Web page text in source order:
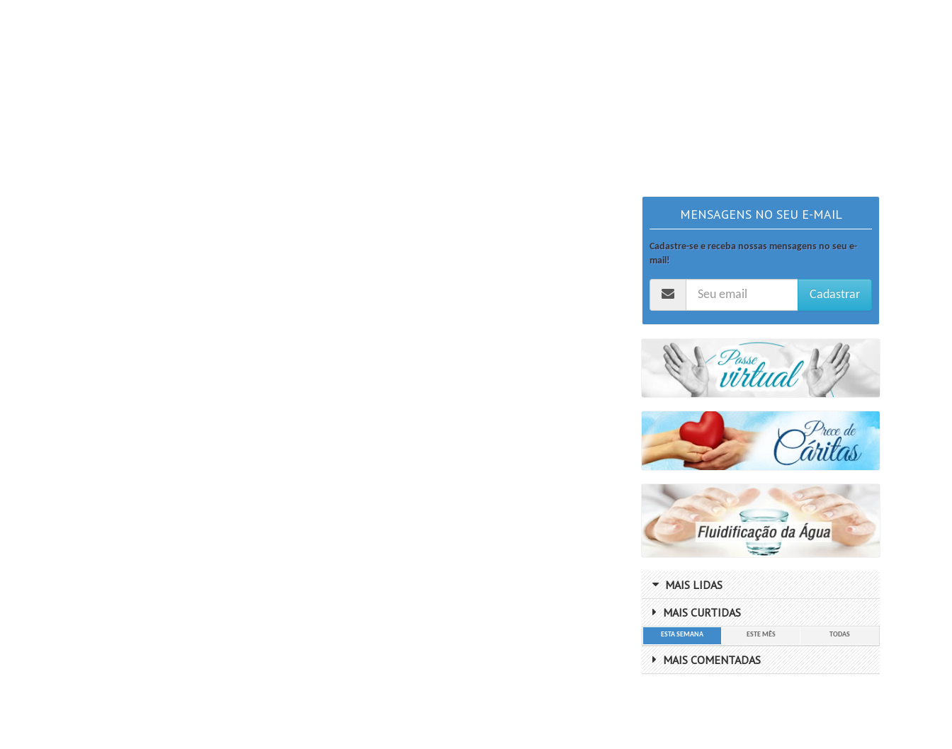
MENSAGENS NO SEU E-MAIL
Cadastre-se e receba nossas mensagens no seu e-
mail!
Cadastrar
MAIS LIDAS
MAIS CURTIDAS
ESTA SEMANA ESTE MÊS TODAS
MAIS COMENTADAS